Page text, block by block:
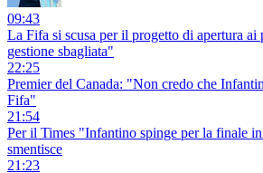
09:43
La Fifa si scusa per il progetto di apertura
gestione sbagliata"
22:25
Premier del Canada: "Non credo che
Fifa"
21:54
Per il Times "Infantino spinge per la finale
smentisce
21:23